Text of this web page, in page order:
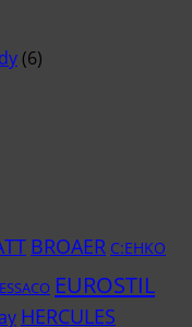
(6)
BROAER C:EHKO
ESSACO EUROSTIL
HERCULES